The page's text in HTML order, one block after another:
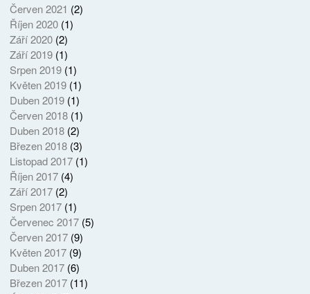
Červen 2021 (2)
Říjen 2020(1)
Září 2020(2)
Září 2019(1)
Srpen 2019(1)
Květen 2019(1)
Duben 2019(1)
Červen 2018(1)
Duben 2018(2)
Březen 2018(3)
Listopad 2017(1)
Říjen 2017(4)
Září 2017(2)
Srpen 2017(1)
Červenec 2017(5)
Červen 2017(9)
Květen 2017(9)
Duben 2017(6)
Březen 2017(11)